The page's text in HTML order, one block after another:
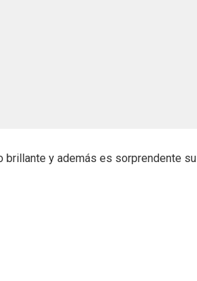
brillante y además es sorprendente su